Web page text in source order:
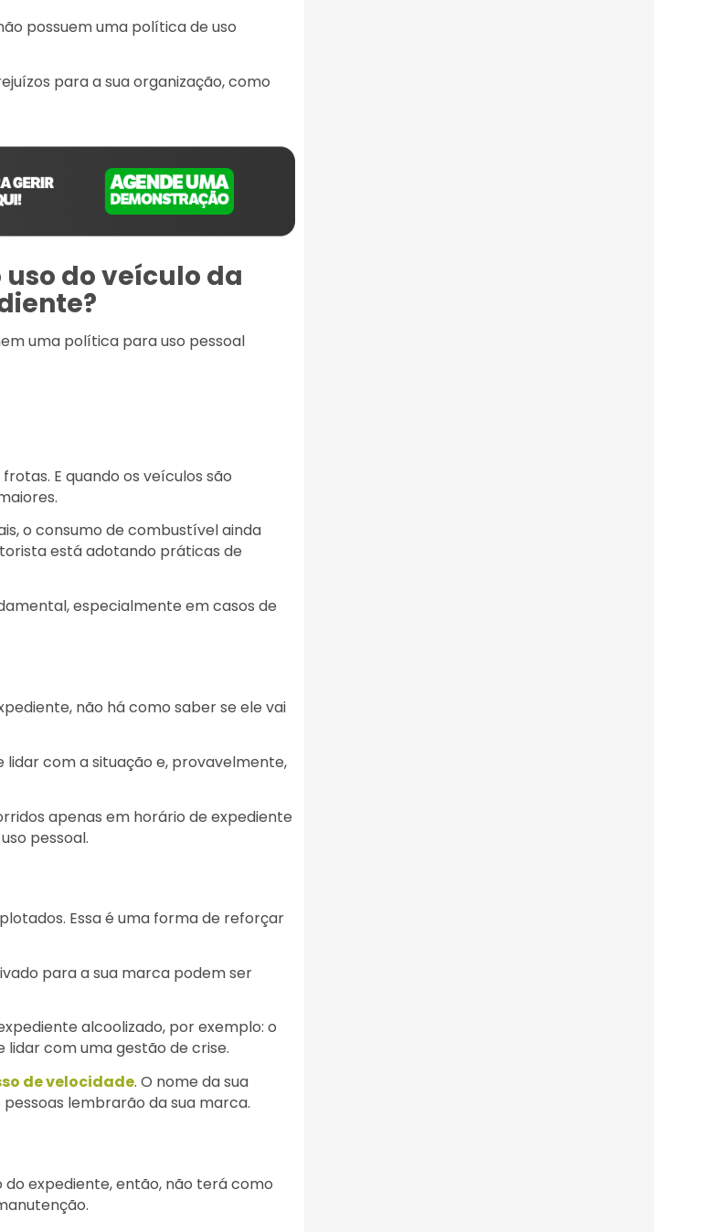
possuem uma política de uso
para a sua organização, como
do veículo da
uma política para uso pessoal
E quando os veículos são
o consumo de combustível ainda
está adotando práticas de
especialmente em casos de
não há como saber se ele vai
com a situação e, provavelmente,
apenas em horário de expediente
pessoal.
Essa é uma forma de reforçar
para a sua marca podem ser
alcoolizado, por exemplo: o
com uma gestão de crise.
de velocidade. O nome da sua
lembrarão da sua marca.
expediente, então, não terá como